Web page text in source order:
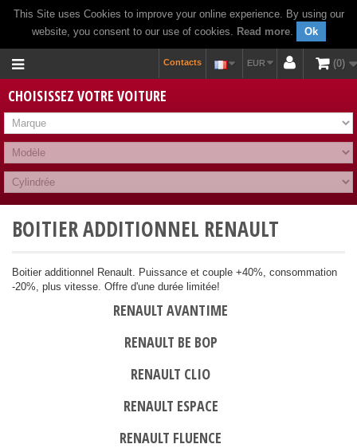
This Site uses Cookies to improve your online experience. By using our
website, you consent to our use of cookies. Read more. Ok
0
EUR
Contacts
CHOISISSEZ VOTRE VOITURE
BOITIER ADDITIONNEL RENAULT
Boitier additionnel Renault. Puissance et couple +40%, consommation
-20%, plus vitesse. Offre d'une durée limitée!
RENAULT AVANTIME
RENAULT BE BOP
RENAULT CLIO
RENAULT ESPACE
RENAULT FLUENCE